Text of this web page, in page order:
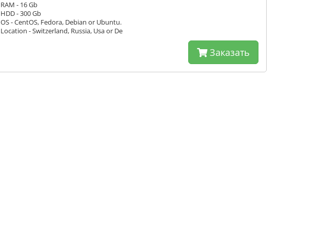
RAM - 16 Gb
HDD - 300 Gb
OS - CentOS, Fedora, Debian or Ubuntu.
Location - Switzerland, Russia, Usa or De
Заказать